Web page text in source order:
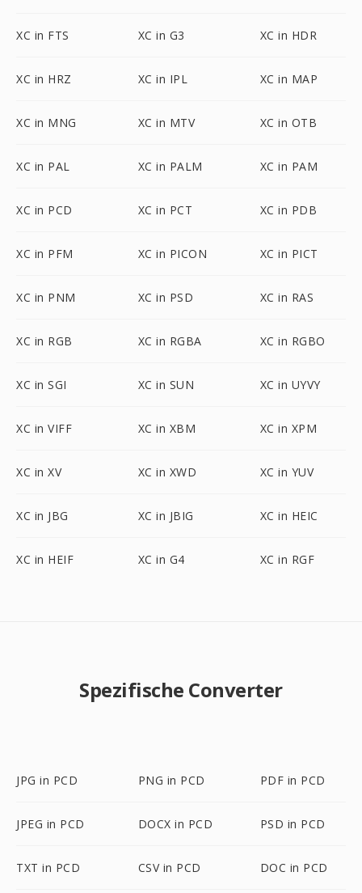
XC in FTS XC in G3 XC in HDR
XC in HRZ XC in IPL XC in MAP
XC in MNG XC in MTV XC in OTB
XC in PAL XC in PALM XC in PAM
XC in PCD XC in PCT XC in PDB
XC in PFM XC in PICON XC in PICT
XC in PNM XC in PSD XC in RAS
XC in RGB XC in RGBA XC in RGBO
XC in SGI XC in SUN XC in UYVY
XC in VIFF XC in XBM XC in XPM
XC in XV XC in XWD XC in YUV
XC in JBG XC in JBIG XC in HEIC
XC in HEIF XC in G4 XC in RGF
Spezifische Converter
JPG in PCD PNG in PCD PDF in PCD
JPEG in PCD DOCX in PCD PSD in PCD
TXT in PCD CSV in PCD DOC in PCD